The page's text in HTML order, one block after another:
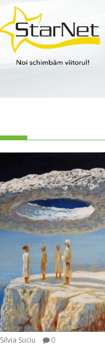
Silvia Suciu 0